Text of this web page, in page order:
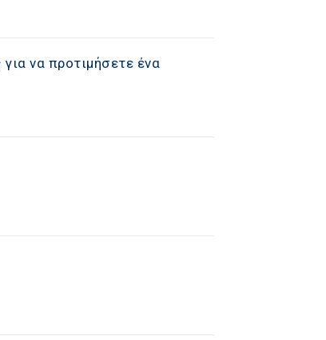
για να προτιμήσετε ένα